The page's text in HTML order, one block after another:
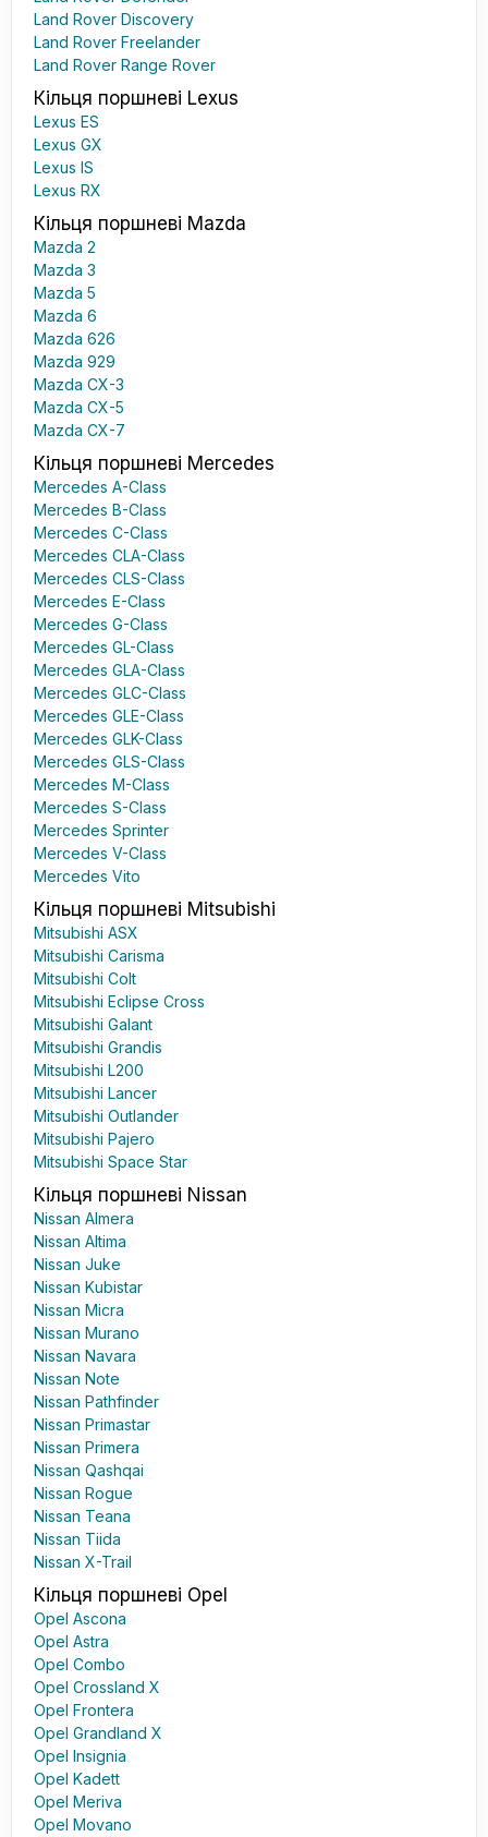
Land Rover Discovery
Land Rover Freelander
Land Rover Range Rover
Кільця поршневі Lexus
Lexus ES
Lexus GX
Lexus IS
Lexus RX
Кільця поршневі Mazda
Mazda 2
Mazda 3
Mazda 5
Mazda 6
Mazda 626
Mazda 929
Mazda CX-3
Mazda CX-5
Mazda CX-7
Кільця поршневі Mercedes
Mercedes A-Class
Mercedes B-Class
Mercedes C-Class
Mercedes CLA-Class
Mercedes CLS-Class
Mercedes E-Class
Mercedes G-Class
Mercedes GL-Class
Mercedes GLA-Class
Mercedes GLC-Class
Mercedes GLE-Class
Mercedes GLK-Class
Mercedes GLS-Class
Mercedes M-Class
Mercedes S-Class
Mercedes Sprinter
Mercedes V-Class
Mercedes Vito
Кільця поршневі Mitsubishi
Mitsubishi ASX
Mitsubishi Carisma
Mitsubishi Colt
Mitsubishi Eclipse Cross
Mitsubishi Galant
Mitsubishi Grandis
Mitsubishi L200
Mitsubishi Lancer
Mitsubishi Outlander
Mitsubishi Pajero
Mitsubishi Space Star
Кільця поршневі Nissan
Nissan Almera
Nissan Altima
Nissan Juke
Nissan Kubistar
Nissan Micra
Nissan Murano
Nissan Navara
Nissan Note
Nissan Pathfinder
Nissan Primastar
Nissan Primera
Nissan Qashqai
Nissan Rogue
Nissan Teana
Nissan Tiida
Nissan X-Trail
Кільця поршневі Opel
Opel Ascona
Opel Astra
Opel Combo
Opel Crossland X
Opel Frontera
Opel Grandland X
Opel Insignia
Opel Kadett
Opel Meriva
Opel Movano